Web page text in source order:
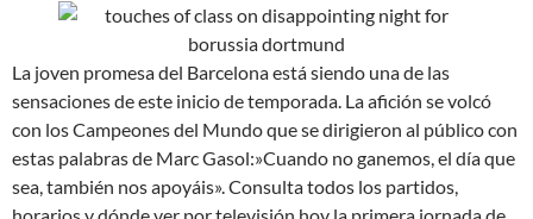
La joven promesa del Barcelona está siendo una de las
sensaciones de este inicio de temporada. La afición se volcó
con los Campeones del Mundo que se dirigieron al público con
estas palabras de Marc Gasol:»Cuando no ganemos, el día que
sea, también nos apoyáis». Consulta todos los partidos,